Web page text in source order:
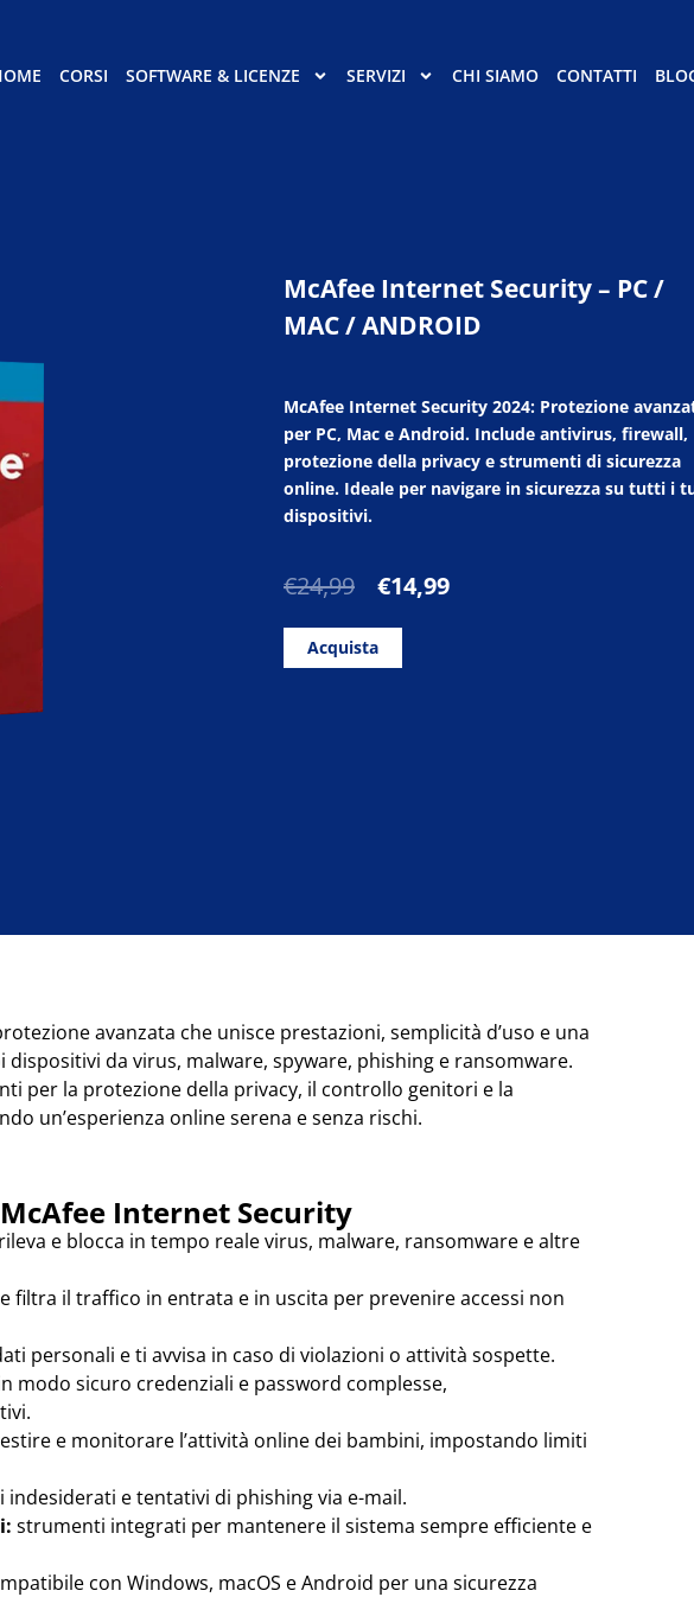
CORSI SOFTWARE & LICENZE SERVIZI CHI SIAMO CONTATTI
McAfee Internet Security – PC /
MAC / ANDROID
McAfee Internet Security 2024: Protezione
per PC, Mac e Android. Include antivirus, firewall,
protezione della privacy e strumenti di sicurezza
online. Ideale per navigare in sicurezza su tutti i
dispositivi.
€24,99
Il
originale
era:
€14,99Il
Acquista
avanzata che unisce prestazioni, semplicità d’uso e una
da virus, malware, spyware, phishing e ransomware.
per la protezione della privacy, il controllo genitori e la
un’esperienza online serena e senza rischi.
Internet Security
rileva e blocca in tempo reale virus, malware, ransomware e altre
filtra il traffico in entrata e in uscita per prevenire accessi non
personali e ti avvisa in caso di violazioni o attività sospette.
modo sicuro credenziali e password complesse,
e monitorare l’attività online dei bambini, impostando limiti
indesiderati e tentativi di phishing via e-mail.
strumenti integrati per mantenere il sistema sempre efficiente e
con Windows, macOS e Android per una sicurezza